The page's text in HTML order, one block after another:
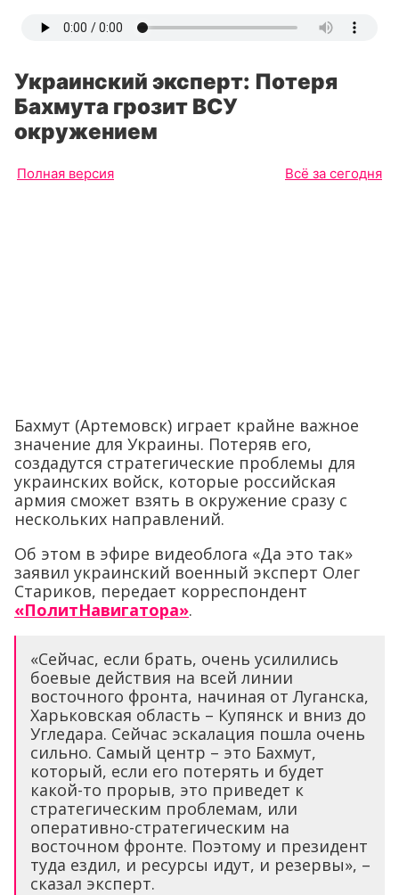
Украинский эксперт: Потеря
Бахмута грозит ВСУ
окружением
Полная версия Всё за сегодня
Бахмут (Артемовск) играет крайне важное
значение для Украины. Потеряв его,
создадутся стратегические проблемы для
украинских войск, которые российская
армия сможет взять в окружение сразу с
нескольких направлений.
Об этом в эфире видеоблога «Да это так»
заявил украинский военный эксперт Олег
Стариков, передает корреспондент
«ПолитНавигатора».
«Сейчас, если брать, очень усилились
боевые действия на всей линии
восточного фронта, начиная от Луганска,
Харьковская область – Купянск и вниз до
Угледара. Сейчас эскалация пошла очень
сильно. Самый центр – это Бахмут,
который, если его потерять и будет
какой-то прорыв, это приведет к
стратегическим проблемам, или
оперативно-стратегическим на
восточном фронте. Поэтому и президент
туда ездил, и ресурсы идут, и резервы», –
сказал эксперт.